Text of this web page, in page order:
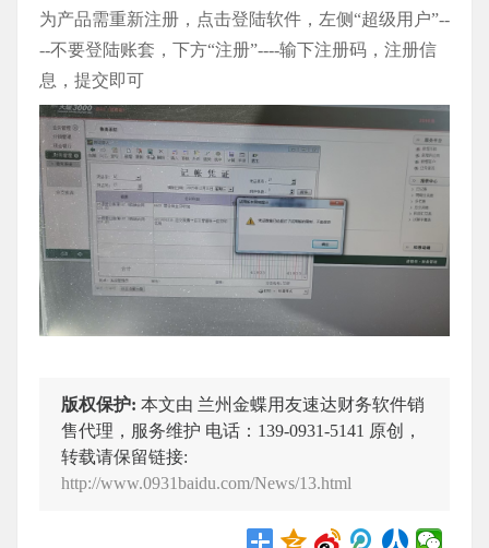
为产品需重新注册，点击登陆软件，左侧“超级用户”--
--不要登陆账套，下方“注册”----输下注册码，注册信
息，提交即可
版权保护: 本文由 兰州金蝶用友速达财务软件销
售代理，服务维护 电话：139-0931-5141 原创，
转载请保留链接:
http://www.0931baidu.com/News/13.html